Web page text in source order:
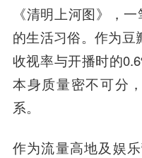
《清明上河图》，
的生活习俗。作为豆
收视率与开播时的
本身质量密不可分
系。
作为流量高地及娱